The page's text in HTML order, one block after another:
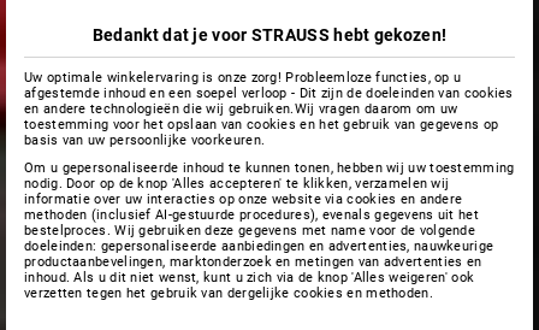
Bedankt dat je voor STRAUSS hebt gekozen!
Uw optimale winkelervaring is onze zorg! Probleemloze functies, op u
afgestemde inhoud en een soepel verloop - Dit zijn de doeleinden van cookies
en andere technologieën die wij gebruiken.Wij vragen daarom om uw
toestemming voor het opslaan van cookies en het gebruik van gegevens op
basis van uw persoonlijke voorkeuren.
Om u gepersonaliseerde inhoud te kunnen tonen, hebben wij uw toestemming
nodig. Door op de knop 'Alles accepteren' te klikken, verzamelen wij
informatie over uw interacties op onze website via cookies en andere
methoden (inclusief AI-gestuurde procedures), evenals gegevens uit het
bestelproces. Wij gebruiken deze gegevens met name voor de volgende
doeleinden: gepersonaliseerde aanbiedingen en advertenties, nauwkeurige
productaanbevelingen, marktonderzoek en metingen van advertenties en
inhoud. Als u dit niet wenst, kunt u zich via de knop 'Alles weigeren' ook
verzetten tegen het gebruik van dergelijke cookies en methoden.